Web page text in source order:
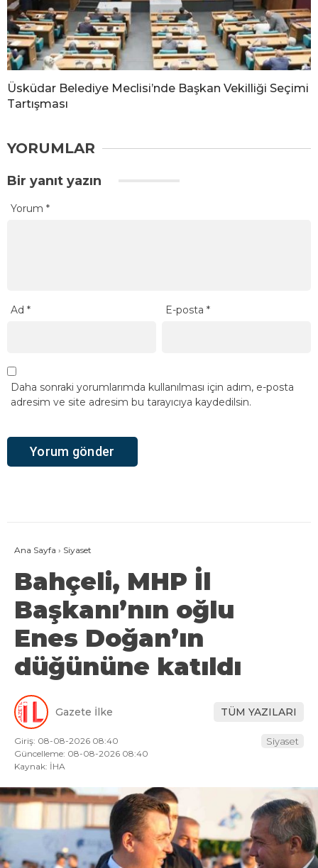
Üsküdar Belediye Meclisi’nde Başkan Vekilliği Seçimi
Tartışması
YORUMLAR
Bir yanıt yazın
Yorum *
Ad * E-posta*
Daha sonraki yorumlarımda kullanılması için adım, e-posta
adresim ve site adresim bu tarayıcıya kaydedilsin.
Ana Sayfa › Siyaset
Bahçeli, MHP İl
Başkanı’nın oğlu
Enes Doğan’ın
düğününe katıldı
Gazete İlke TÜM YAZILARI
Giriş: 08-08-2026 08:40
Güncelleme: 08-08-2026 08:40
Kaynak: İHA
Siyaset